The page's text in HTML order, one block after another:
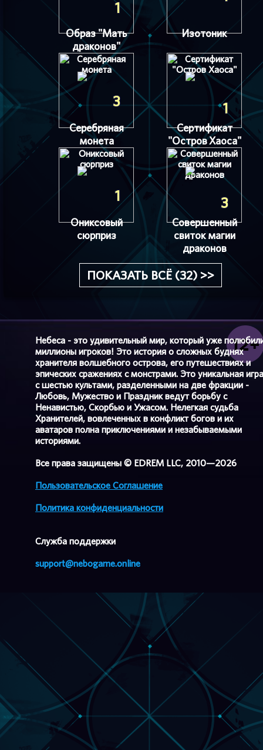
1
Образ "Мать
драконов"
Изотоник
3
Серебряная
монета
1
Сертификат
"Остров Хаоса"
1
Ониксовый
сюрприз
3
Совершенный
свиток магии
драконов
ПОКАЗАТЬ ВСЁ (32) >>
Небеса - это удивительный мир, который уже
миллионы игроков! Это история о сложных буднях
хранителя волшебного острова, его путешествиях и
эпических сражениях с монстрами. Это уникальная игра
с шестью культами, разделенными на две фракции -
Любовь, Мужество и Праздник ведут борьбу с
Ненавистью, Скорбью и Ужасом. Нелегкая судьба
Хранителей, вовлеченных в конфликт богов и их
аватаров полна приключениями и незабываемыми
историями.
Все права защищены © EDREM LLC, 2010—2026
Пользовательское Соглашение
Политика конфиденциальности
Cлужба поддержки
support@nebogame.online